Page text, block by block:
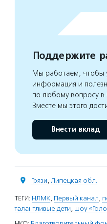
Поддержите
Мы работаем, чтобы
информация и
по любому вопросу в
Вместе мы этого
Внести вклад
Грязи, Липецкая обл.
ТЕГИ: НЛМК, Первый канал,
талантливые дети, шоу